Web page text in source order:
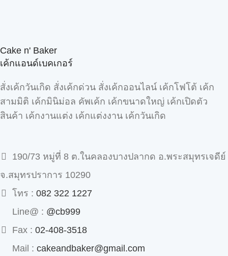
Cake n' Baker
เค้กแอนด์เบคเกอร์
สั่งเค้กวันเกิด สั่งเค้กด่วน สั่งเค้กออนไลน์ เค้กโฟโต้ เค้ก
สามมิติ เค้กมินิม่อล คัพเค้ก เค้กขนาดใหญ่ เค้กเปิดตัว
สินค้า เค้กงานแต่ง เค้กแต่งงาน เค้กวันเกิด
190/73 หมู่ที่ 8 ต.ในคลองบางปลากด อ.พระสมุทรเจดีย์
จ.สมุทรปราการ 10290
โทร : 082 322 1227
Line@ : @cb999
Fax : 02-408-3518
Mail : cakeandbaker@gmail.com